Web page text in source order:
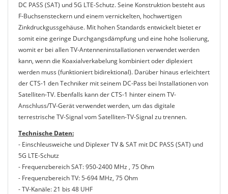
DC PASS (SAT) und 5G LTE-Schutz. Seine Konstruktion besteht aus
F-Buchsensteckern und einem vernickelten, hochwertigen
Zinkdruckgussgehäuse. Mit hohen Standards entwickelt bietet er
somit eine geringe Durchgangsdämpfung und eine hohe Isolierung,
womit er bei allen TV-Antenneninstallationen verwendet werden
kann, wenn die Koaxialverkabelung kombiniert oder diplexiert
werden muss (funktioniert bidirektional). Darüber hinaus erleichtert
der CTS-1 den Techniker mit seinem DC-Pass bei Installationen von
Satelliten-TV. Ebenfalls kann der CTS-1 hinter einem TV-
Anschluss/TV-Gerät verwendet werden, um das digitale
terrestrische TV-Signal vom Satelliten-TV-Signal zu trennen.
Technische Daten:
- Einschleusweiche und Diplexer TV & SAT mit DC PASS (SAT) und
5G LTE-Schutz
- Frequenzbereich SAT: 950-2400 MHz , 75 Ohm
- Frequenzbereich TV: 5-694 MHz, 75 Ohm
- TV-Kanäle: 21 bis 48 UHF